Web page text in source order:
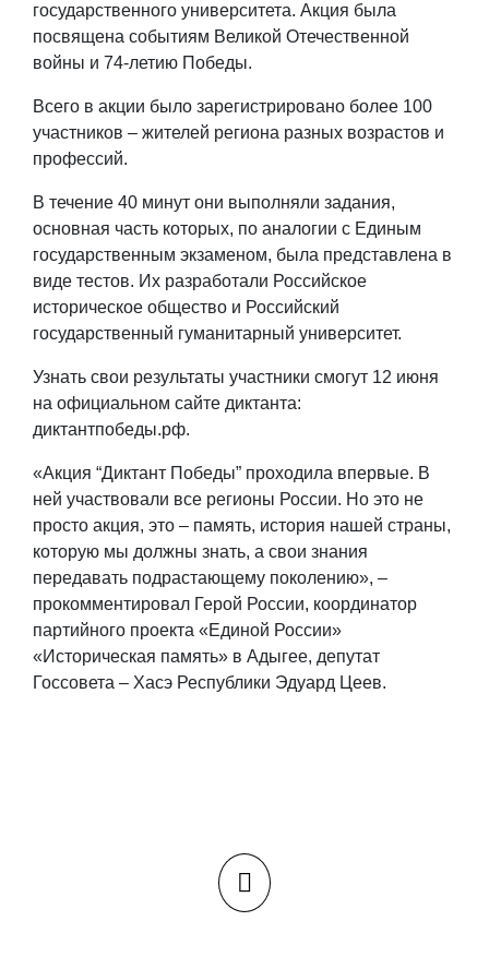
государственного университета. Акция была
посвящена событиям Великой Отечественной
войны и 74-летию Победы.
Всего в акции было зарегистрировано более 100
участников – жителей региона разных возрастов и
профессий.
В течение 40 минут они выполняли задания,
основная часть которых, по аналогии с Единым
государственным экзаменом, была представлена в
виде тестов. Их разработали Российское
историческое общество и Российский
государственный гуманитарный университет.
Узнать свои результаты участники смогут 12 июня
на официальном сайте диктанта:
диктантпобеды.рф.
«Акция “Диктант Победы” проходила впервые. В
ней участвовали все регионы России. Но это не
просто акция, это – память, история нашей страны,
которую мы должны знать, а свои знания
передавать подрастающему поколению», –
прокомментировал Герой России, координатор
партийного проекта «Единой России»
«Историческая память» в Адыгее, депутат
Госсовета – Хасэ Республики Эдуард Цеев.